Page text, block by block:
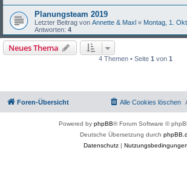
Planungsteam 2019
Letzter Beitrag von Annette & Maxl « Montag, 1.
Antworten: 4
Neues Thema
4 Themen • Seite 1 von 1
Foren-Übersicht Alle Cookies löschen
Powered by phpBB® Forum Software ©
Deutsche Übersetzung durch
Datenschutz| Nutzungsbedingungen